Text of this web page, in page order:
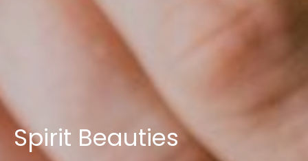
Spirit Beauties